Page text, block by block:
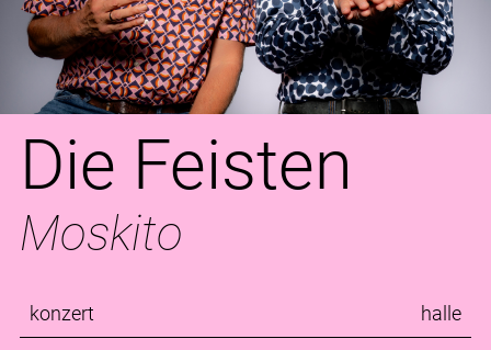
Die Feisten
Moskito
konzert halle